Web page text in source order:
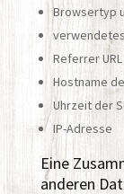
Browsertyp
Referrer URL
Hostname
Uhrzeit der
IP-Adresse
Eine
anderen